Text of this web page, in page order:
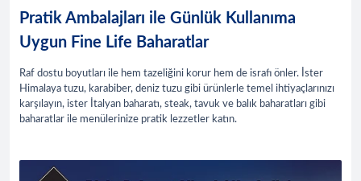
Pratik Ambalajları ile Günlük Kullanıma
Uygun Fine Life Baharatlar
Raf dostu boyutları ile hem tazeliğini korur hem de israfı önler. İster
Himalaya tuzu, karabiber, deniz tuzu gibi ürünlerle temel ihtiyaçlarınızı
karşılayın, ister İtalyan baharatı, steak, tavuk ve balık baharatları gibi
baharatlar ile menülerinize pratik lezzetler katın.